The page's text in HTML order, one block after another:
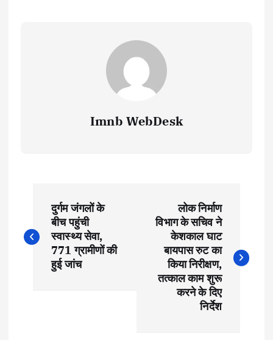
Imnb WebDesk
o
दुर्गम जंगलों के
बीच पहुंची
स्वास्थ्य सेवा,
771 ग्रामीणों की
हुई जांच
लोक निर्माण
विभाग के सचिव ने
केशकाल घाट
बायपास रुट का
किया निरीक्षण,
तत्काल काम शुरू
करने के दिए
निर्देश